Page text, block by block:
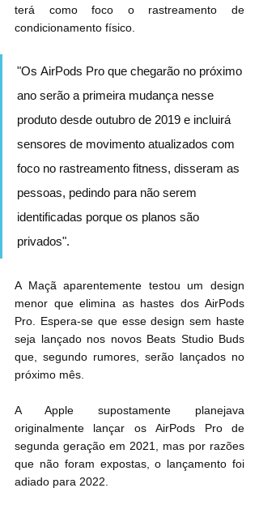
terá como foco o rastreamento de
condicionamento físico.
"Os ‌AirPods Pro‌ que chegarão no próximo
ano serão a primeira mudança nesse
produto desde outubro de 2019 e incluirá
sensores de movimento atualizados com
foco no rastreamento fitness, disseram as
pessoas, pedindo para não serem
identificadas porque os planos são
privados".
A Maçã aparentemente testou um design
menor que elimina as hastes dos ‌AirPods
Pro‌. Espera-se que esse design sem haste
seja lançado nos novos Beats Studio Buds
que, segundo rumores, serão lançados no
próximo mês.
A Apple supostamente planejava
originalmente lançar os ‌AirPods Pro‌ de
segunda geração em 2021, mas por razões
que não foram expostas, o lançamento foi
adiado para 2022.